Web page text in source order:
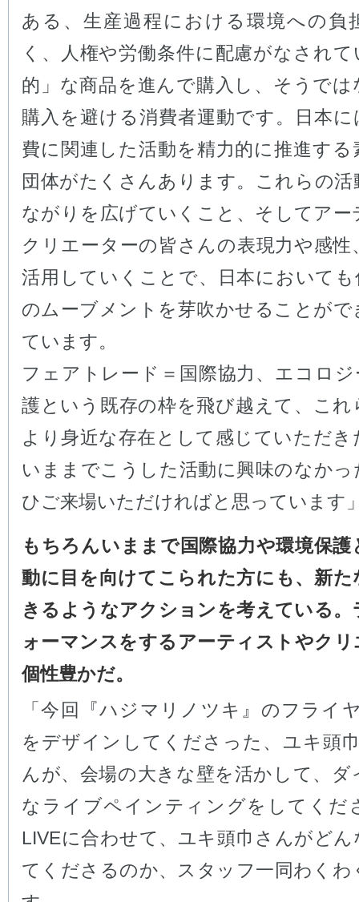
ある、生産過程における環境への負
く、人権や労働条件に配慮がなされて
的」な商品を進んで購入し、そうでは
購入を避ける消費者運動です。日本に
費に関連した活動を精力的に推進する
団体がたくさんあります。これらの活
ながりを広げていくこと、そしてアー
クリエーターの皆さんの表現力や感性
活用していくことで、日本においても
のムーブメントを芽吹かせることがで
ています。
フェアトレード＝国際協力、エコロジ
護という既存の枠を飛び越えて、これ
より身近な存在として感じていただき
いままでこうした活動に興味のなかっ
ひご来場いただければと思っています
もちろんいままで国際協力や環境保護
動に目を向けてこられた方にも、新た
きるようなアクションを考えている。
ォーマンスをするアーティストやクリ
個性豊かだ。
「今回『ハジマリノツキ』のフライ
をデザインしてくださった、ユキ頭
んが、会場の大きな壁を活かして、ダ
なライブペインティングをしてくだ
LIVEに合わせて、ユキ頭巾さんがど
てくださるのか、スタッフ一同わくわ